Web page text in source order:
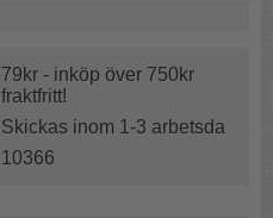
79kr - inköp över 750kr
fraktfritt!
Skickas inom 1-3 arbetsda
10366